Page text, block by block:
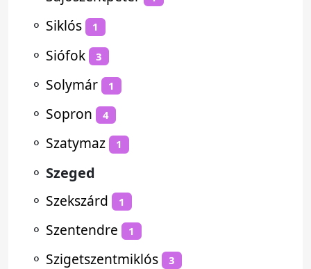
⚬ Siklós 1
⚬ Siófok 3
⚬ Solymár 1
⚬ Sopron 4
⚬ Szatymaz 1
⚬ Szeged
⚬ Szekszárd 1
⚬ Szentendre 1
⚬ Szigetszentmiklós 3